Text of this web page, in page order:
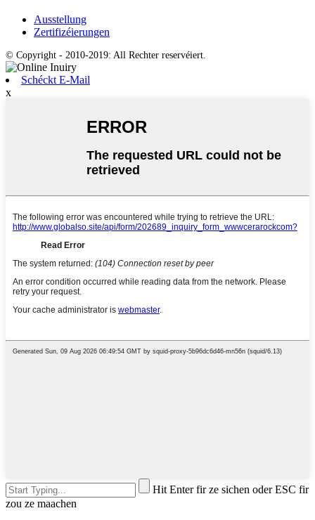
Ausstellung
Zertifizéierungen
© Copyright - 2010-2019: All Rechter reservéiert.
Schéckt E-Mail
x
Hit Enter fir ze sichen oder ESC fir
zou ze maachen